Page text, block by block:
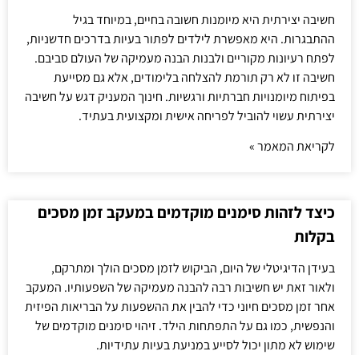
חשיבה יצירתית היא מיומנות חשובה בחיים, במיוחד בגיל
ההתבגרות. היא מאפשרת לילדים לפתור בעיות בדרכים חדשניות,
לפתח רעיונות מקוריים ולבנות הבנה מעמיקה של העולם סביבם.
חשיבה זו לא רק תורמת להצלחה בלימודים, אלא גם מסייעת
בפיתוח מיומנויות חברתיות ורגשיות. חינוך המעניק דגש על חשיבה
יצירתית עשוי להוביל לפריחה אישית ומקצועית בעתיד.
לקריאת המאמר »
כיצד לזהות סימנים מוקדמים במעקב זמן מסכים
בקלות
בעידן הדיגיטלי של היום, הביקוש לזמן מסכים הולך ומתרקם,
ולאור זאת יש חשיבות רבה להבנה מעמיקה של השפעותיו. המעקב
אחר זמן מסכים חיוני כדי להבין את ההשפעות על הבריאות הפיזית
והנפשית, כמו גם על התפתחות הילד. זיהוי סימנים מוקדמים של
שימוש לא מתון יכול לסייע במניעת בעיות עתידיות.